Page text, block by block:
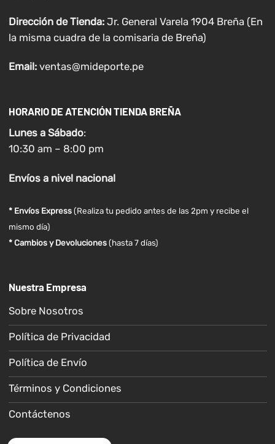
Dirección de Tienda: Jr. General Varela 1904 Breña (En
la misma cuadra de la comisaria de Breña)
Email: ventas@mideporte.pe
HORARIO DE ATENCIÓN TIENDA BREÑA
Lunes a Sábado:
10:30 am – 8:00 pm
Envíosa nivel nacional
* Envíos Express(Realiza tu pedido antes de las 2pm y recibe el
mismo día)
* Cambios y Devoluciones (hasta 7 días)
Nuestra Empresa
Sobre Nosotros
Política de Privacidad
Política de Envío
Términos y Condiciones
Contáctenos